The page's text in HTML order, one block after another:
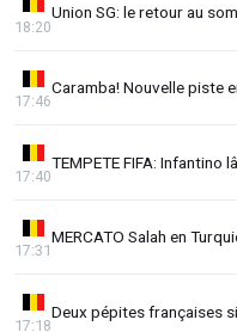
Union SG: le retour au
18:20
Caramba! Nouvelle piste
17:46
TEMPETE FIFA: Infantino
17:40
MERCATO Salah en
17:31
Deux pépites françaises
17:18